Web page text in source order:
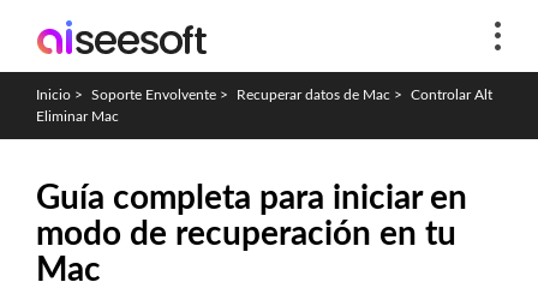
Inicio > Soporte Envolvente > Recuperar datos de Mac >
Controlar Alt
Eliminar Mac
Guía completa para iniciar en
modo de recuperación en tu
Mac